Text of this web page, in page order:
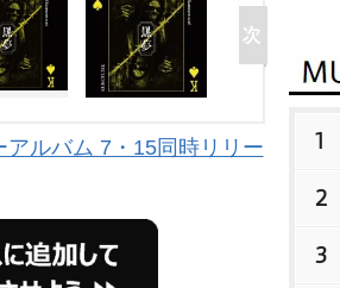
ルバム 7・15同時リリー
1
2
3